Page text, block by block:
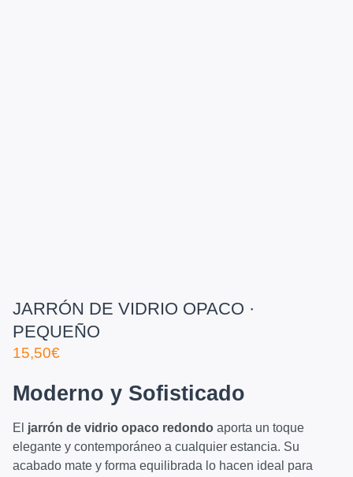
JARRÓN DE VIDRIO OPACO ·
PEQUEÑO
15,50€
Moderno y Sofisticado
El jarrón de vidrio opaco redondo aporta un toque
elegante y contemporáneo a cualquier estancia. Su
acabado mate y forma equilibrada lo hacen ideal para